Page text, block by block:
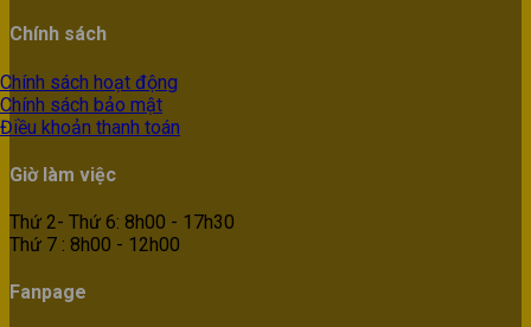
Chính sách
Chính sách hoạt động
Chính sách bảo mật
Điều khoản thanh toán
Giờ làm việc
Thứ 2- Thứ 6: 8h00 - 17h30
Thứ 7 : 8h00 - 12h00
Fanpage